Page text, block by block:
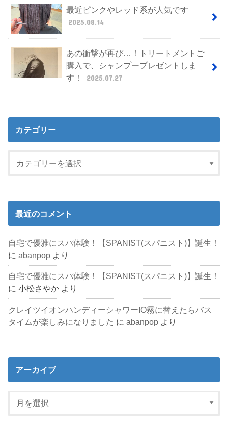
最近ピンクやレッド系が人気です
2025.08.14
あの衝撃が再び…！トリートメントご
購入で、シャンプープレゼントしま
す！
2025.07.27
カテゴリー
最近のコメント
自宅で優雅にスパ体験！【SPANIST(スパニスト)】誕生！
にabanpop より
自宅で優雅にスパ体験！【SPANIST(スパニスト)】誕生！
に小松さやか より
クレイツイオンハンディーシャワーIO霧に替えたらバス
タイムが楽しみになりました にabanpop より
アーカイブ